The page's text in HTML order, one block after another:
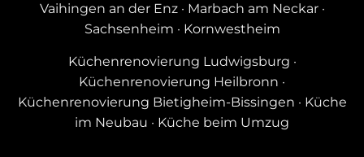
Vaihingen an der Enz· Marbach am Neckar·
Sachsenheim · Kornwestheim
Küchenrenovierung Ludwigsburg ·
Küchenrenovierung Heilbronn ·
Küchenrenovierung Bietigheim-Bissingen · Küche
im Neubau · Küche beim Umzug